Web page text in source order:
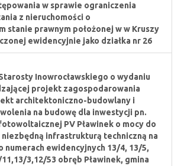
w sprawie ograniczenia
z nieruchomości o
stanie prawnym położonej w w Kruszy
ewidencyjnie jako działka nr 26
Inowrocławskiego o wydaniu
projekt zagospodarowania
architektoniczno-budowlany i
na budowę dla inwestycji pn.
PV Pławinek o mocy do
niezbędną infrastrukturą techniczną na
numerach ewidencyjnych 13/4, 13/5,
3,12/53 obręb Pławinek, gmina